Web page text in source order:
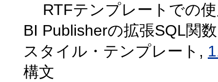
RTFテンプレートでの
BI Publisherの拡張SQL関
スタイル・テンプレート,
構文